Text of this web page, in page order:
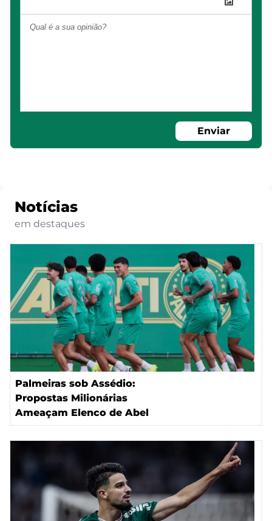
Enviar
Notícias
em destaques
Palmeiras sob Assédio:
Propostas Milionárias
Ameaçam Elenco de Abel